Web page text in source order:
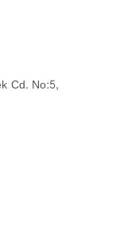
Cd. No:5,